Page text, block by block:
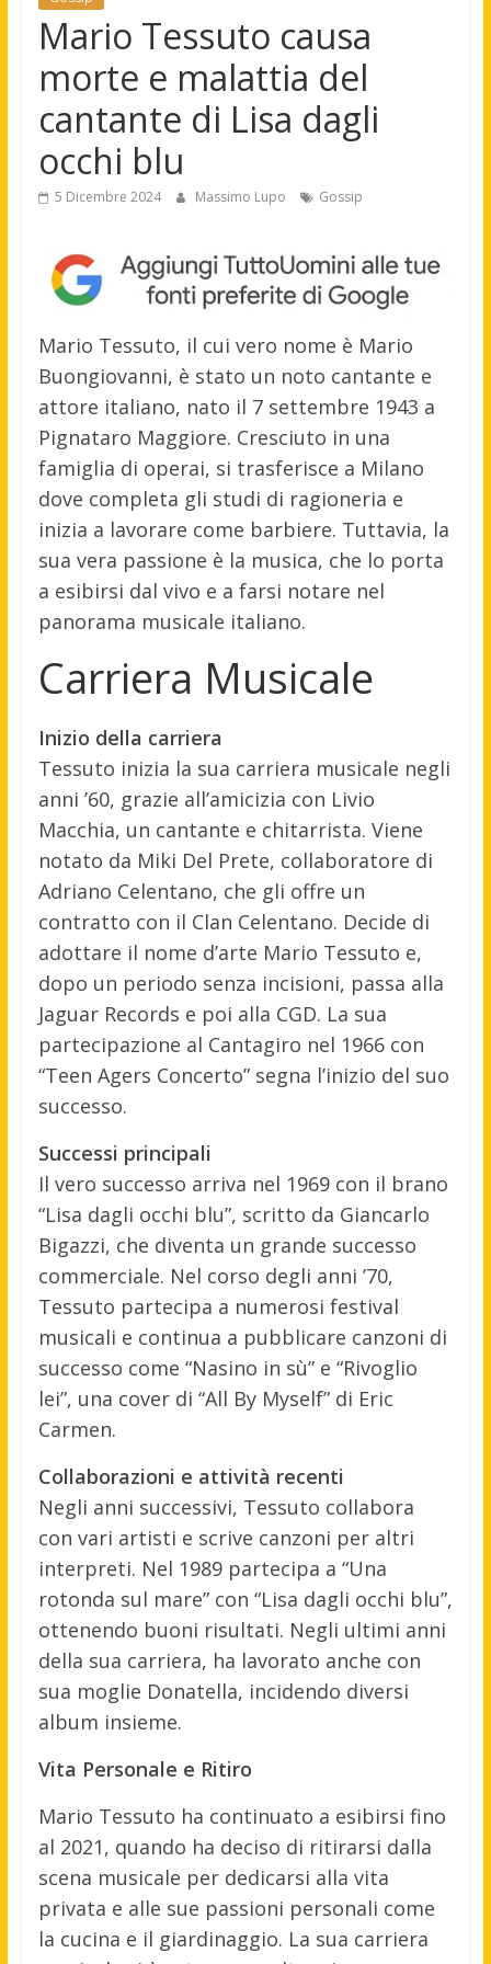
Mario Tessuto causa
morte e malattia del
cantante di Lisa dagli
occhi blu
5 Dicembre 2024 Massimo Lupo Gossip
Mario Tessuto, il cui vero nome è Mario
Buongiovanni, è stato un noto cantante e
attore italiano, nato il 7 settembre 1943 a
Pignataro Maggiore. Cresciuto in una
famiglia di operai, si trasferisce a Milano
dove completa gli studi di ragioneria e
inizia a lavorare come barbiere. Tuttavia, la
sua vera passione è la musica, che lo porta
a esibirsi dal vivo e a farsi notare nel
panorama musicale italiano.
Carriera Musicale
Inizio della carriera
Tessuto inizia la sua carriera musicale negli
anni ’60, grazie all’amicizia con Livio
Macchia, un cantante e chitarrista. Viene
notato da Miki Del Prete, collaboratore di
Adriano Celentano, che gli offre un
contratto con il Clan Celentano. Decide di
adottare il nome d’arte Mario Tessuto e,
dopo un periodo senza incisioni, passa alla
Jaguar Records e poi alla CGD. La sua
partecipazione al Cantagiro nel 1966 con
“Teen Agers Concerto” segna l’inizio del suo
successo.
Successi principali
Il vero successo arriva nel 1969 con il brano
“Lisa dagli occhi blu”, scritto da Giancarlo
Bigazzi, che diventa un grande successo
commerciale. Nel corso degli anni ’70,
Tessuto partecipa a numerosi festival
musicali e continua a pubblicare canzoni di
successo come “Nasino in sù” e “Rivoglio
lei”, una cover di “All By Myself” di Eric
Carmen.
Collaborazioni e attività recenti
Negli anni successivi, Tessuto collabora
con vari artisti e scrive canzoni per altri
interpreti. Nel 1989 partecipa a “Una
rotonda sul mare” con “Lisa dagli occhi blu”,
ottenendo buoni risultati. Negli ultimi anni
della sua carriera, ha lavorato anche con
sua moglie Donatella, incidendo diversi
album insieme.
Vita Personale e Ritiro
Mario Tessuto ha continuato a esibirsi fino
al 2021, quando ha deciso di ritirarsi dalla
scena musicale per dedicarsi alla vita
privata e alle sue passioni personali come
la cucina e il giardinaggio. La sua carriera